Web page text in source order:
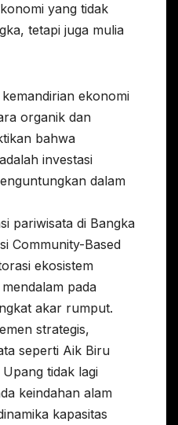
yang tidak
tetapi juga mulia
ekonomi
organik dan
bahwa
investasi
dalam
pariwisata di Bangka
Community-Based
ekosistem
pada
akar rumput.
strategis,
seperti Aik Biru
tidak lagi
keindahan alam
kapasitas